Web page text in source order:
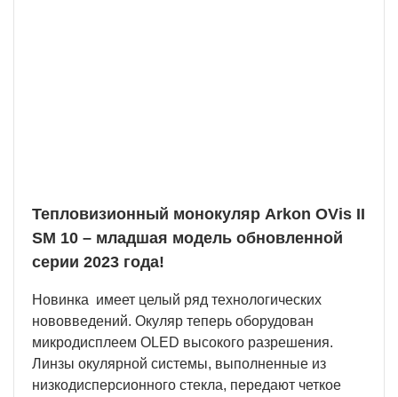
Тепловизионный монокуляр Arkon OVis II
SM 10 – младшая модель обновленной
серии 2023 года!
Новинка имеет целый ряд технологических
нововведений. Окуляр теперь оборудован
микродисплеем OLED высокого разрешения.
Линзы окулярной системы, выполненные из
низкодисперсионного стекла, передают четкое